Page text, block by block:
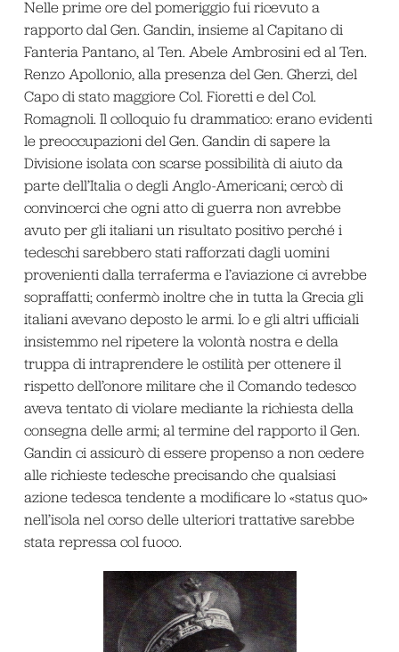
Nelle prime ore del pomeriggio fui ricevuto a
rapporto dal Gen. Gandin, insieme al Capitano di
Fanteria Pantano, al Ten. Abele Ambrosini ed al Ten.
Renzo Apollonio, alla presenza del Gen. Gherzi, del
Capo di stato maggiore Col. Fioretti e del Col.
Romagnoli. Il colloquio fu drammatico: erano evidenti
le preoccupazioni del Gen. Gandin di sapere la
Divisione isolata con scarse possibilità di aiuto da
parte dell’Italia o degli Anglo-Americani; cercò di
convincerci che ogni atto di guerra non avrebbe
avuto per gli italiani un risultato positivo perché i
tedeschi sarebbero stati rafforzati dagli uomini
provenienti dalla terraferma e l’aviazione ci avrebbe
sopraffatti; confermò inoltre che in tutta la Grecia gli
italiani avevano deposto le armi. Io e gli altri ufficiali
insistemmo nel ripetere la volontà nostra e della
truppa di intraprendere le ostilità per ottenere il
rispetto dell’onore militare che il Comando tedesco
aveva tentato di violare mediante la richiesta della
consegna delle armi; al termine del rapporto il Gen.
Gandin ci assicurò di essere propenso a non cedere
alle richieste tedesche precisando che qualsiasi
azione tedesca tendente a modificare lo «status quo»
nell’isola nel corso delle ulteriori trattative sarebbe
stata repressa col fuoco.